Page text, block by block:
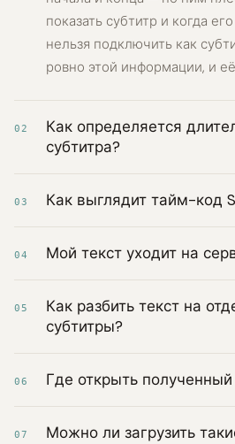
показать субтитр и когда
нельзя подключить как
ровно этой информации, и
02
Как определяется
субтитра?
03 Как выглядит тайм-код
04 Мой текст уходит на
05
Как разбить текст на
субтитры?
06 Где открыть
07
Можно ли загрузить